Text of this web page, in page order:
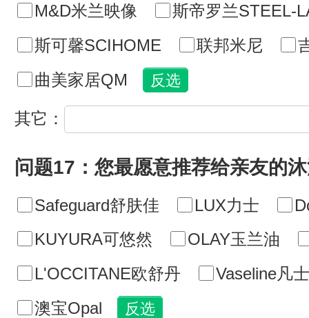
M&D米兰映像
斯帝罗兰STEEL-
斯可馨SCIHOME
联邦米尼
曲美家居QM
其它：
问题17：您最愿意推荐给亲友的
Safeguard舒肤佳 LUX力士
KUYURA可悠然
OLAY玉兰油
L'OCCITANE欧舒丹
Vaseline凡
澳宝Opal